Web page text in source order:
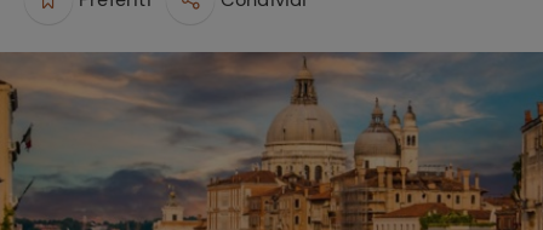
e
frutta
sensi di